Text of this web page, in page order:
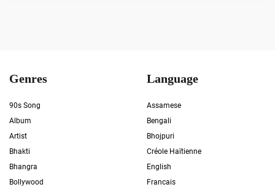
Genres
90s Song
Album
Artist
Bhakti
Bhangra
Bollywood
Language
Assamese
Bengali
Bhojpuri
Créole Haïtienne
English
Francais